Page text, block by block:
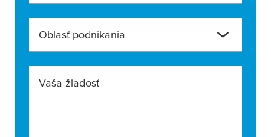
Oblasť podnikania
Vaša žiadosť